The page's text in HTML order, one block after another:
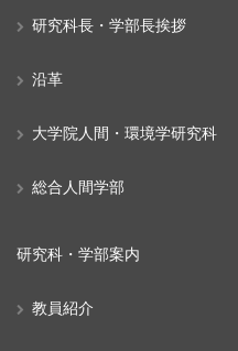
研究科長・学部長挨拶
沿革
大学院人間・環境学研究科
総合人間学部
研究科・学部案内
教員紹介